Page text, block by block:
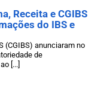
Receita e CGIBS
do IBS e
(CGIBS) anunciaram no
de
[...]